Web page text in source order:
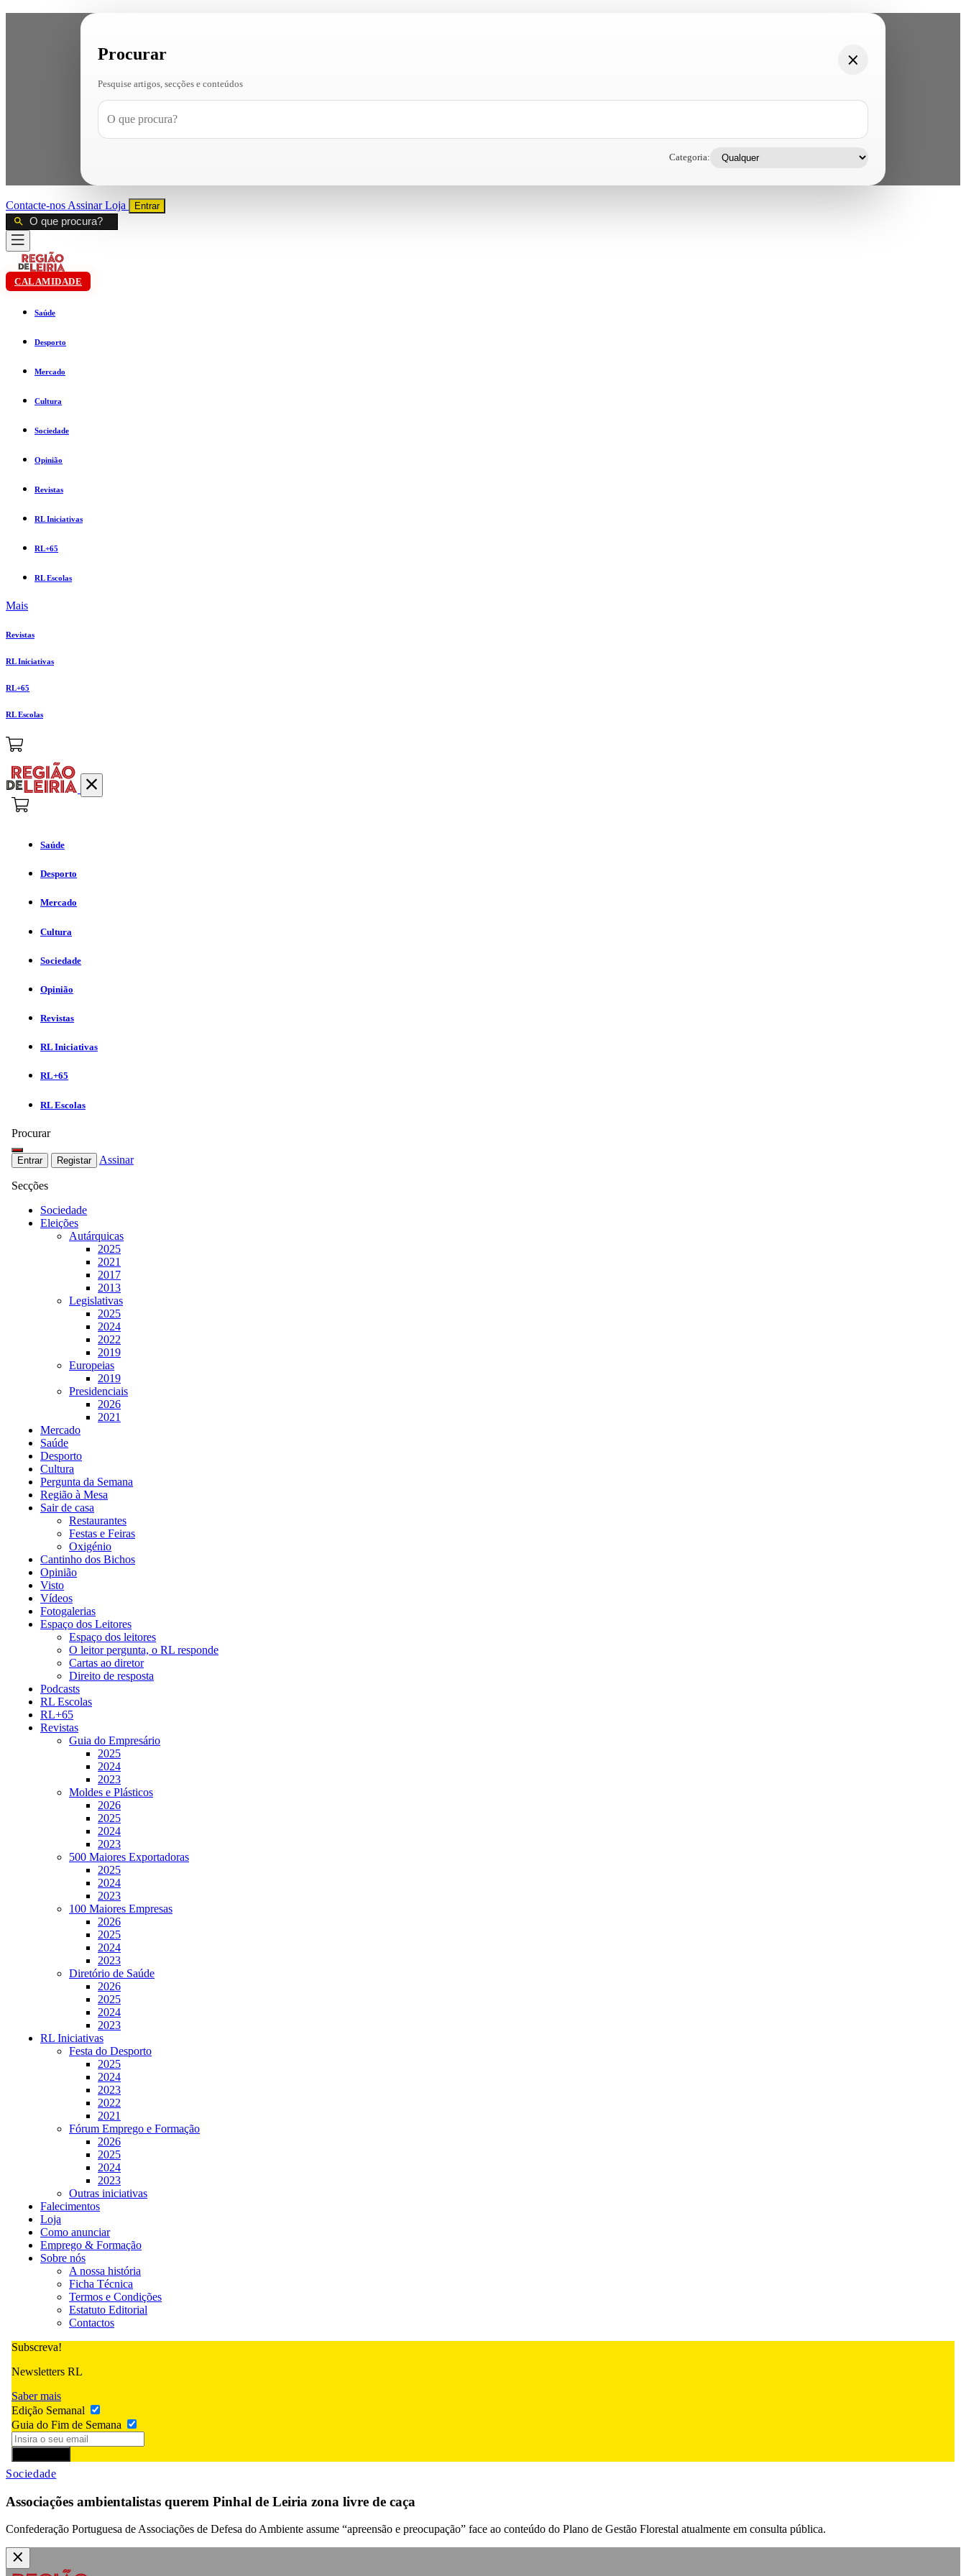
Procurar
Pesquise artigos, secções e conteúdos
Categoria:
Contacte-nos AssinarLoja Entrar
CALAMIDADE
Saúde
Desporto
Mercado
Cultura
Sociedade
Opinião
Revistas
RL Iniciativas
RL+65
RL Escolas
Mais
Revistas
RL Iniciativas
RL+65
RL Escolas
Saúde
Desporto
Mercado
Cultura
Sociedade
Opinião
Revistas
RL Iniciativas
RL+65
RL Escolas
Procurar
Entrar Registar Assinar
Secções
Sociedade
Eleições
Autárquicas
2025
2021
2017
2013
Legislativas
2025
2024
2022
2019
Europeias
2019
Presidenciais
2026
2021
Mercado
Saúde
Desporto
Cultura
Pergunta da Semana
Região à Mesa
Sair de casa
Restaurantes
Festas e Feiras
Oxigénio
Cantinho dos Bichos
Opinião
Visto
Vídeos
Fotogalerias
Espaço dos Leitores
Espaço dos leitores
O leitor pergunta, o RL responde
Cartas ao diretor
Direito de resposta
Podcasts
RL Escolas
RL+65
Revistas
Guia do Empresário
2025
2024
2023
Moldes e Plásticos
2026
2025
2024
2023
500 Maiores Exportadoras
2025
2024
2023
100 Maiores Empresas
2026
2025
2024
2023
Diretório de Saúde
2026
2025
2024
2023
RL Iniciativas
Festa do Desporto
2025
2024
2023
2022
2021
Fórum Emprego e Formação
2026
2025
2024
2023
Outras iniciativas
Falecimentos
Loja
Como anunciar
Emprego & Formação
Sobre nós
A nossa história
Ficha Técnica
Termos e Condições
Estatuto Editorial
Contactos
Subscreva!
Newsletters RL
Saber mais
Edição Semanal
Guia do Fim de Semana
Sociedade
Associações ambientalistas querem Pinhal de Leiria zona livre de caça
Confederação Portuguesa de Associações de Defesa do Ambiente assume “apreensão e preocupação” face ao conteúdo do Plano de Gestão Florestal atualmente em consulta pública.